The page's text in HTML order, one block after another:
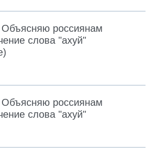
россиянам
слова "ахуй"
россиянам
слова "ахуй"